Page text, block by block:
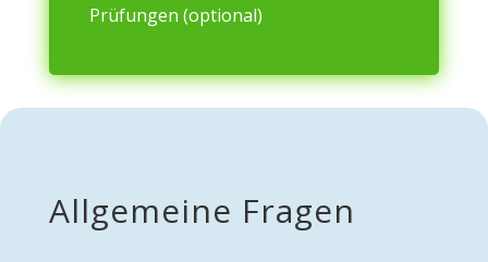
Prüfungen (optional)
Allgemeine Fragen